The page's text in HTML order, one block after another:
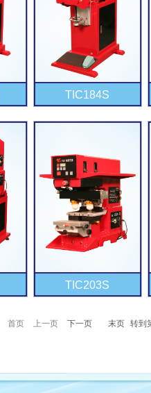
TIC184S
TIC203S
首页 上一页 下一页 末页 转到